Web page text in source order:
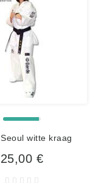
witte kraag
25,00 €